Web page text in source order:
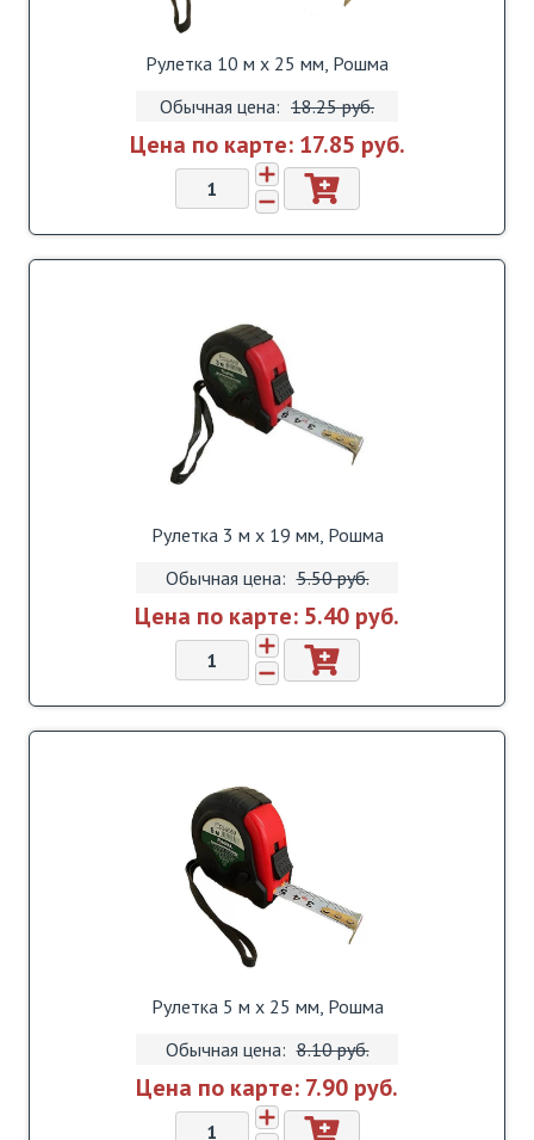
Рулетка 10 м х 25 мм, Рошма
Обычная цена: 18.25 pуб.
Цена по карте: 17.85 pуб.
Рулетка 3 м х 19 мм, Рошма
Обычная цена: 5.50 pуб.
Цена по карте: 5.40 pуб.
Рулетка 5 м х 25 мм, Рошма
Обычная цена: 8.10 pуб.
Цена по карте: 7.90 pуб.